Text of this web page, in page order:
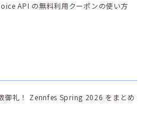
API の無料利用クーポンの使い方
御礼！ Zennfes Spring 2026 をまとめ